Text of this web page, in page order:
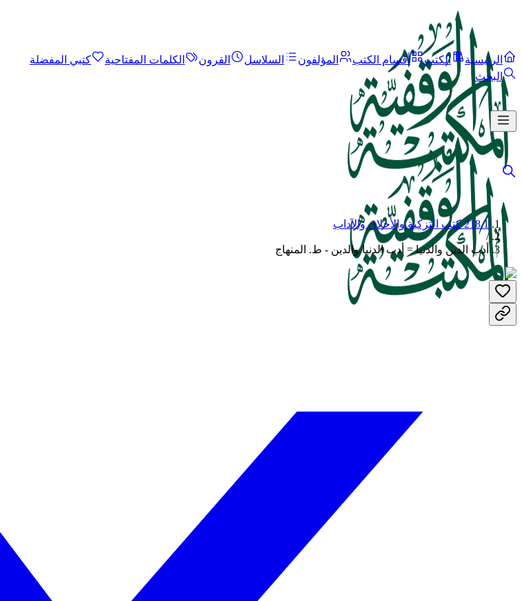
الرئيسية الكتب أقسام الكتب المؤلفون السلاسل القرون الكلمات المفتاحية
كتبي المفضلة
البحث
218.1 كتب التزكية والأخلاق والآداب
/
أدب الدين والدنيا = أدب الدنيا والدين - ط. المنهاج